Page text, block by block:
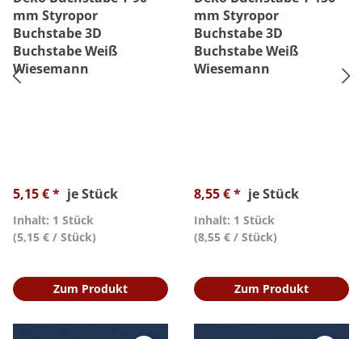
mm Styropor
Buchstabe 3D
Buchstabe Weiß
Wiesemann
5,15 € * je Stück
Inhalt: 1 Stück
(5,15 € / Stück)
Zum Produkt
mm Styropor
Buchstabe 3D
Buchstabe Weiß
Wiesemann
8,55 € * je Stück
Inhalt: 1 Stück
(8,55 € / Stück)
Zum Produkt